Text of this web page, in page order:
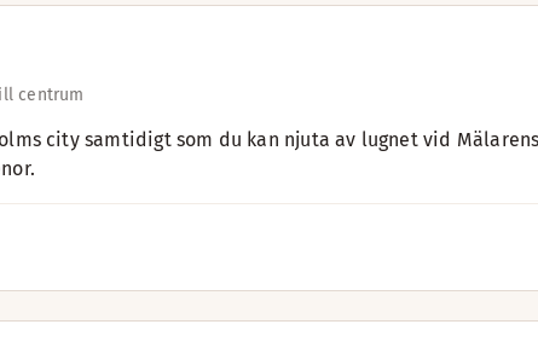
centrum
city samtidigt som du kan njuta av lugnet vid